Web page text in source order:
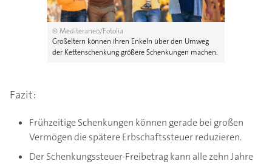
© Mediteraneo/Fotolia
Großeltern können ihren Enkeln über den Umweg
der Kettenschenkung größere Schenkungen machen.
Fazit:
Frühzeitige Schenkungen können gerade bei großen
Vermögen die spätere Erbschaftssteuer reduzieren.
Der Schenkungssteuer-Freibetrag kann alle zehn Jahre